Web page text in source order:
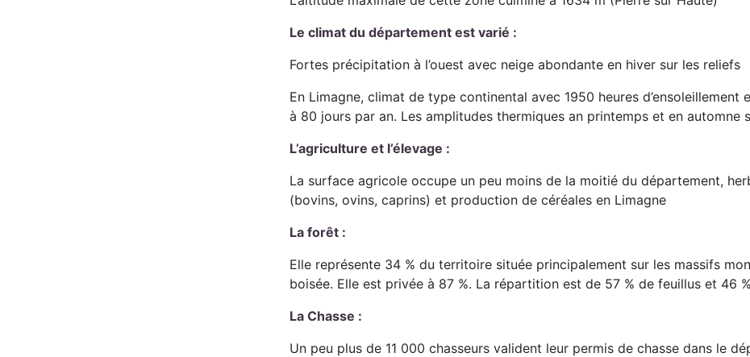
Le climat du département est varié :
Fortes précipitation à l’ouest avec neige abondante en hiver sur les reliefs
En Limagne, climat de type continental avec 1950 heures
à 80 jours par an. Les amplitudes thermiques an printemps et en automne
L’agriculture et l’élevage :
La surface agricole occupe un peu moins de la moitié du département,
(bovins, ovins, caprins) et production de céréales en Limagne
La forêt :
Elle représente 34 % du territoire située principalement sur les massifs
boisée. Elle est privée à 87 %. La répartition est de 57 % de feuillus et 46
La Chasse :
Un peu plus de 11 000 chasseurs valident leur permis de chasse dans le